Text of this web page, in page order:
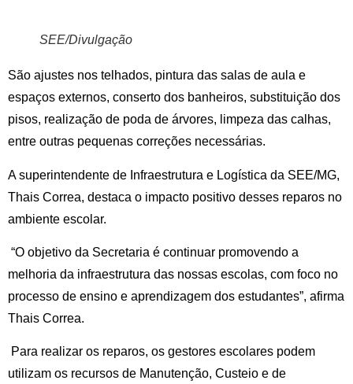
SEE/Divulgação
São ajustes nos telhados, pintura das salas de aula e
espaços externos, conserto dos banheiros, substituição dos
pisos, realização de poda de árvores, limpeza das calhas,
entre outras pequenas correções necessárias.
A superintendente de Infraestrutura e Logística da SEE/MG,
Thais Correa, destaca o impacto positivo desses reparos no
ambiente escolar.
“O objetivo da Secretaria é continuar promovendo a
melhoria da infraestrutura das nossas escolas, com foco no
processo de ensino e aprendizagem dos estudantes”, afirma
Thais Correa.
Para realizar os reparos, os gestores escolares podem
utilizam os recursos de Manutenção, Custeio e de